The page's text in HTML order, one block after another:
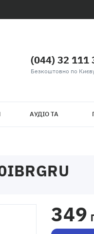
(044) 32 111
Безкоштовно по
АУДІО ТА
349